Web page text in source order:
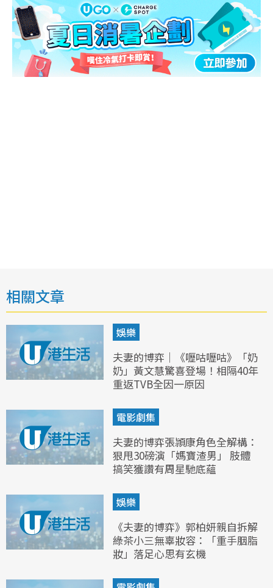
相關文章
娛樂
夫妻的博弈｜《嚦咕嚦咕》「奶
奶」黃文慧驚喜登場！相隔40年
重返TVB全因一原因
電影劇集
夫妻的博弈張頴康角色全解構：
狠甩30磅演「媽寶渣男」 肢體
搞笑獲讚有周星馳底蘊
娛樂
《夫妻的博弈》郭柏妍親自拆解
綠茶小三無辜妝容：「重手胭脂
妝」落足心思有玄機